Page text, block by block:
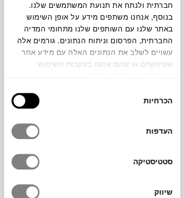
חברתית ולנתח את תנועת המשתמשים שלנו.
בנוסף, אנחנו משתפים מידע על אופן השימוש
באתר שלנו עם השותפים שלנו מתחומי המדיה
החברתית, הפרסום וניתוח הנתונים. גורמים אלה
עשויים לשלב את הנתונים האלה עם מידע אחר
שסיפקתם או שהם אספו בעקבות השימוש
הסכמה
הכרחיות
העדפות
סטטיסטיקה
שיווק
צבעים
הרעיון היה ליצור דמות פורצלן ניטרלית
העולם. כל פסלון מיוצר בעבודת יד בסדנאות של
המותג LLADRÓ בוולנסיה, ומשלב בין מסורת
היא אוסף מרתק של פסלונים ייחודיים,
שמשלבים הומור, פנטזיה וחדשנות, והפכו